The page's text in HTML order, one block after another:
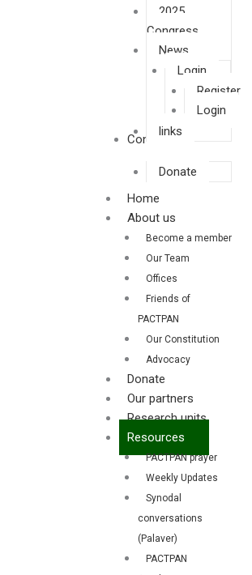
2025
Congress
News
Login
Register
Login
links
Contact us
Donate
Home
About us
Become a member
Our Team
Offices
Friends of
PACTPAN
Our Constitution
Advocacy
Donate
Our partners
Research units
Resources
PACTPAN prayer
Weekly Updates
Synodal
conversations
(Palaver)
PACTPAN